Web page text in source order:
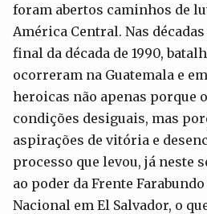
foram abertos caminhos de
América Central. Nas décadas
final da década de 1990,
ocorreram na Guatemala e
heroicas não apenas porque
condições desiguais, mas
aspirações de vitória e
processo que levou, já neste
ao poder da Frente
Nacional em El Salvador, o